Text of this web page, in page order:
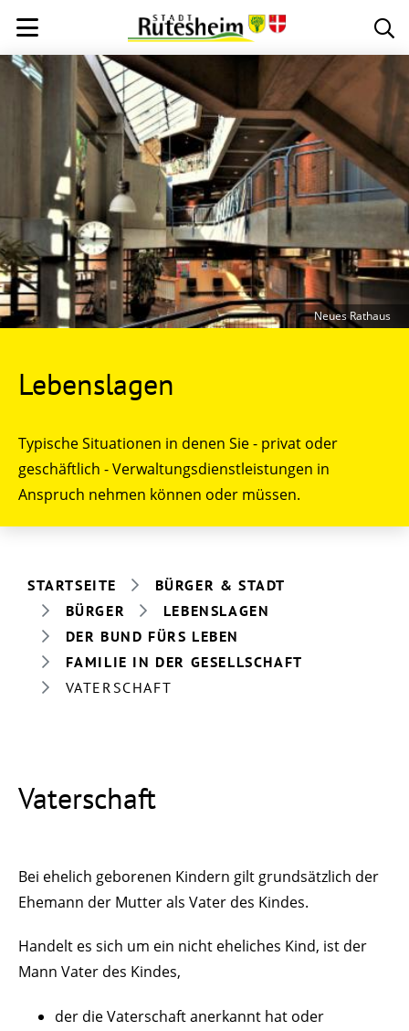
Lebenslagen
Typische Situationen in denen Sie - privat oder
geschäftlich - Verwaltungsdienstleistungen in
Anspruch nehmen können oder müssen.
Neues Rathaus
STARTSEITE
BÜRGER & STADT
BÜRGER
LEBENSLAGEN
DER BUND FÜRS LEBEN
FAMILIE IN DER GESELLSCHAFT
VATERSCHAFT
Vaterschaft
Bei ehelich geborenen Kindern gilt grundsätzlich der
Ehemann der Mutter als Vater des Kindes.
Handelt es sich um ein nicht eheliches Kind, ist der
Mann Vater des Kindes,
der die Vaterschaft anerkannt hat oder